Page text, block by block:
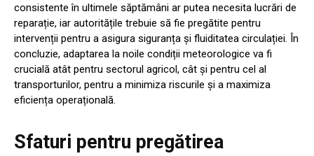
consistente în ultimele săptămâni ar putea necesita lucrări de
reparație, iar autoritățile trebuie să fie pregătite pentru
intervenții pentru a asigura siguranța și fluiditatea circulației. În
concluzie, adaptarea la noile condiții meteorologice va fi
crucială atât pentru sectorul agricol, cât și pentru cel al
transporturilor, pentru a minimiza riscurile și a maximiza
eficiența operațională.
Sfaturi pentru pregătirea